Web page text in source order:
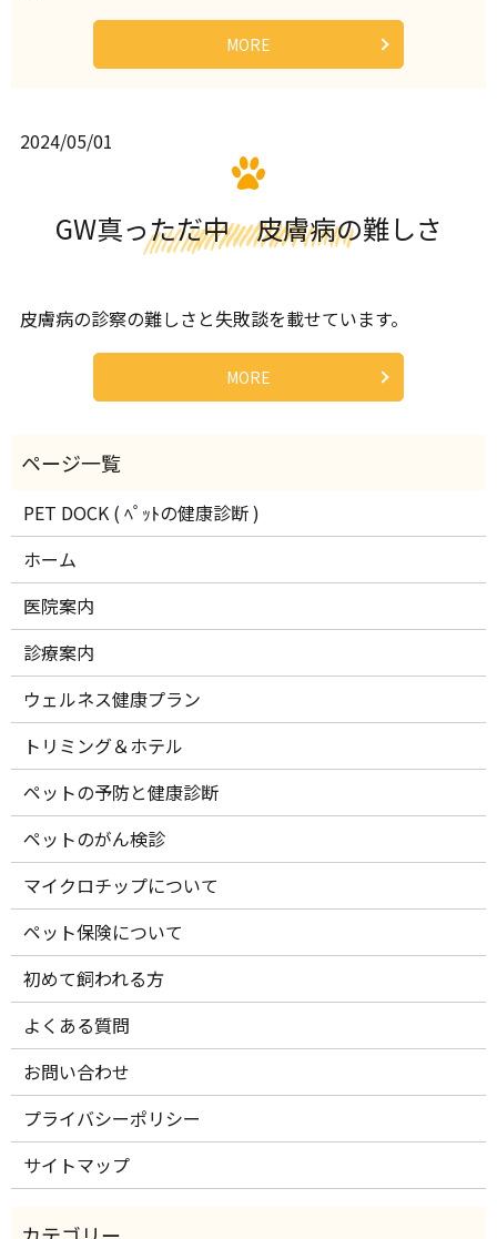
MORE
2024/05/01
GW真っただ中 皮膚病の難しさ
皮膚病の診察の難しさと失敗談を載せています。
MORE
PET DOCK ( ﾍﾟｯﾄの健康診断 )
ホーム
医院案内
診療案内
ウェルネス健康プラン
トリミング＆ホテル
ペットの予防と健康診断
ペットのがん検診
マイクロチップについて
ペット保険について
初めて飼われる方
よくある質問
お問い合わせ
プライバシーポリシー
サイトマップ